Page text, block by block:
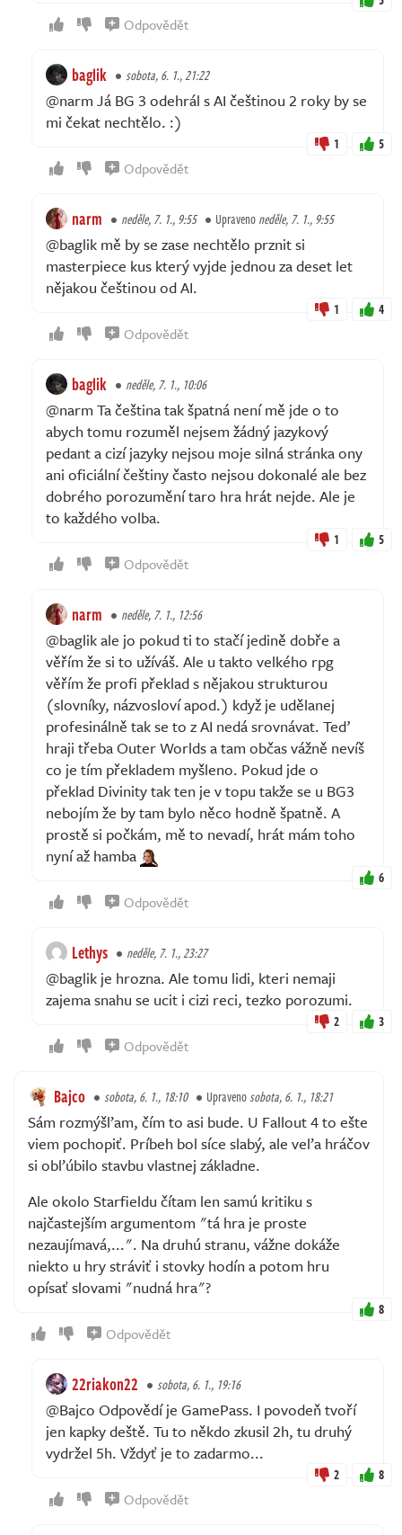
Odpovědět
baglik sobota, 6. 1., 21:22
@narm Já BG 3 odehrál s AI češtinou 2 roky by se
mi čekat nechtělo. :)
1 5
Odpovědět
narm neděle, 7. 1., 9:55 Upravenoneděle, 7. 1., 9:55
@baglik mě by se zase nechtělo prznit si
masterpiece kus který vyjde jednou za deset let
nějakou češtinou od AI.
1 4
Odpovědět
baglik neděle, 7. 1., 10:06
@narm Ta čeština tak špatná není mě jde o to
abych tomu rozuměl nejsem žádný jazykový
pedant a cizí jazyky nejsou moje silná stránka ony
ani oficiální češtiny často nejsou dokonalé ale bez
dobrého porozumění taro hra hrát nejde. Ale je
to každého volba.
1 5
Odpovědět
narm neděle, 7. 1., 12:56
@baglik ale jo pokud ti to stačí jedině dobře a
věřím že si to užíváš. Ale u takto velkého rpg
věřím že profi překlad s nějakou strukturou
(slovníky, názvosloví apod.) když je udělanej
profesinálně tak se to z AI nedá srovnávat. Teď
hraji třeba Outer Worlds a tam občas vážně nevíš
co je tím překladem myšleno. Pokud jde o
překlad Divinity tak ten je v topu takže se u BG3
nebojím že by tam bylo něco hodně špatně. A
prostě si počkám, mě to nevadí, hrát mám toho
nyní až hamba
6
Odpovědět
Lethys neděle, 7. 1., 23:27
@baglik je hrozna. Ale tomu lidi, kteri nemaji
zajema snahu se ucit i cizi reci, tezko porozumi.
2 3
Odpovědět
Bajco sobota, 6. 1., 18:10 Upravenosobota, 6. 1., 18:21
Sám rozmýšľam, čím to asi bude. U Fallout 4 to ešte
viem pochopiť. Príbeh bol síce slabý, ale veľa hráčov
si obľúbilo stavbu vlastnej základne.
Ale okolo Starfieldu čítam len samú kritiku s
najčastejším argumentom "tá hra je proste
nezaujímavá,...". Na druhú stranu, vážne dokáže
niekto u hry stráviť i stovky hodín a potom hru
opísať slovami "nudná hra"?
8
Odpovědět
22riakon22 sobota, 6. 1., 19:16
@Bajco Odpovědí je GamePass. I povodeň tvoří
jen kapky deště. Tu to někdo zkusil 2h, tu druhý
vydržel 5h. Vždyť je to zadarmo...
2 8
Odpovědět